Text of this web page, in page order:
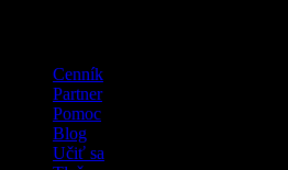
Cenník
Partner
Pomoc
Blog
Učiť sa